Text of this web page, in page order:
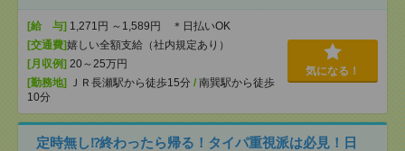
[給 与] 1,271円 ～1,589円 ＊日払いOK
[交通費]嬉しい全額支給（社内規定あり）
[月収例] 20～25万円
[勤務地]
ＪＲ長瀬駅から徒歩15分 / 南巽駅から徒歩
10分
気になる！
定時無し⁉終わったら帰る！タイパ重視派は必見！日